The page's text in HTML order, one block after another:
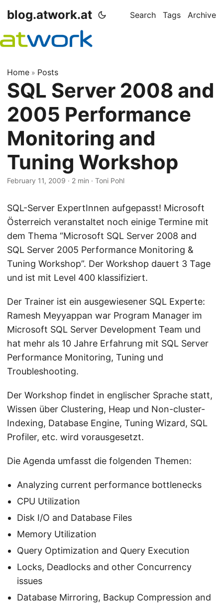
blog.atwork.at Search Tags Archive
Home » Posts
SQL Server 2008 and
2005 Performance
Monitoring and
Tuning Workshop
February 11, 2009 · 2 min · Toni Pohl
SQL-Server ExpertInnen aufgepasst! Microsoft
Österreich veranstaltet noch einige Termine mit
dem Thema “Microsoft SQL Server 2008 and
SQL Server 2005 Performance Monitoring &
Tuning Workshop”. Der Workshop dauert 3 Tage
und ist mit Level 400 klassifiziert.
Der Trainer ist ein ausgewiesener SQL Experte:
Ramesh Meyyappan war Program Manager im
Microsoft SQL Server Development Team und
hat mehr als 10 Jahre Erfahrung mit SQL Server
Performance Monitoring, Tuning und
Troubleshooting.
Der Workshop findet in englischer Sprache statt,
Wissen über Clustering, Heap und Non-cluster-
Indexing, Database Engine, Tuning Wizard, SQL
Profiler, etc. wird vorausgesetzt.
Die Agenda umfasst die folgenden Themen:
Analyzing current performance bottlenecks
CPU Utilization
Disk I/O and Database Files
Memory Utilization
Query Optimization and Query Execution
Locks, Deadlocks and other Concurrency
issues
Database Mirroring, Backup Compression and